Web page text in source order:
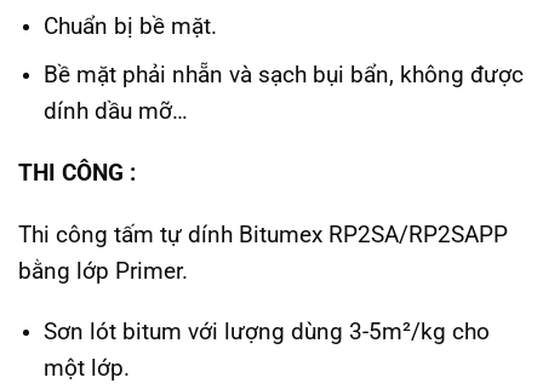
Chuẩn bị bề mặt.
Bề mặt phải nhẵn và sạch bụi bẩn, không được
dính dầu mỡ…
THI CÔNG :
Thi công tấm tự dính Bitumex RP2SA/RP2SAPP
bằng lớp Primer.
Sơn lót bitum với lượng dùng 3-5m²/kg cho
một lớp.